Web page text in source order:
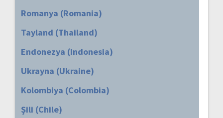
Romanya (Romania)
Tayland (Thailand)
Endonezya (Indonesia)
Ukrayna (Ukraine)
Kolombiya (Colombia)
Şili (Chile)